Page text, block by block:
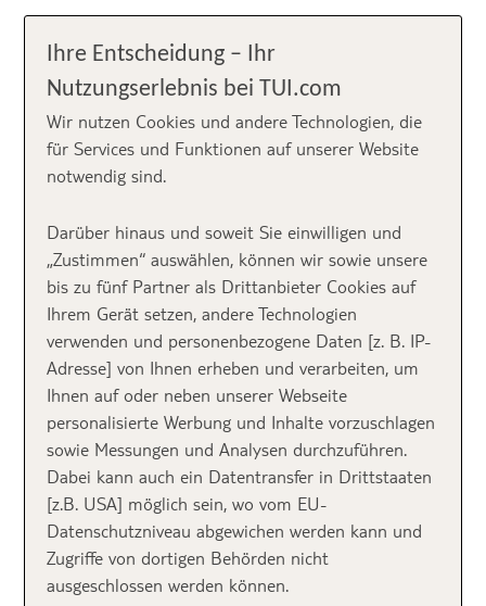
Silvester in Deutschland – am Brandenburger Tor
Silvester steht vor der Tür und ihr habt noch keine
Pläne? Keine Sorge, ich habe genau das Richtige für
euch! Egal, ob ihr das neue Jahr in den Bergen, an
der Küste, in einer charmanten Stadt oder
gemeinsam mit der ganzen Familie feiern wollt – hier
kommen 10 tolle Hotelideen für euerSilvesterin
Deutschland. Von glamourösen Silvesterbällen und
entspannten Wellness-Auszeiten bis hin zu
familienfreundlichen Programmen ist für jeden etwas
dabei. Lasst euch inspirieren und findet den perfekten
Ihre Entscheidung – Ihr
Nutzungserlebnis bei TUI.com
Wir nutzen Cookies und andere Technologien, die
für Services und Funktionen auf unserer Website
notwendig sind.
Darüber hinaus und soweit Sie einwilligen und
„Zustimmen“ auswählen, können wir sowie unsere
bis zu fünf Partner als Drittanbieter Cookies auf
Ihrem Gerät setzen, andere Technologien
verwenden und personenbezogene Daten [z. B. IP-
Adresse] von Ihnen erheben und verarbeiten, um
Ihnen auf oder neben unserer Webseite
personalisierte Werbung und Inhalte vorzuschlagen
sowie Messungen und Analysen durchzuführen.
Dabei kann auch ein Datentransfer in Drittstaaten
[z.B. USA] möglich sein, wo vom EU-
Datenschutzniveau abgewichen werden kann und
Zugriffe von dortigen Behörden nicht
ausgeschlossen werden können.